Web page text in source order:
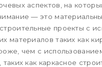
аспектов, на
— это
проекты с
материалов таких как
чем с
таких как каркасное